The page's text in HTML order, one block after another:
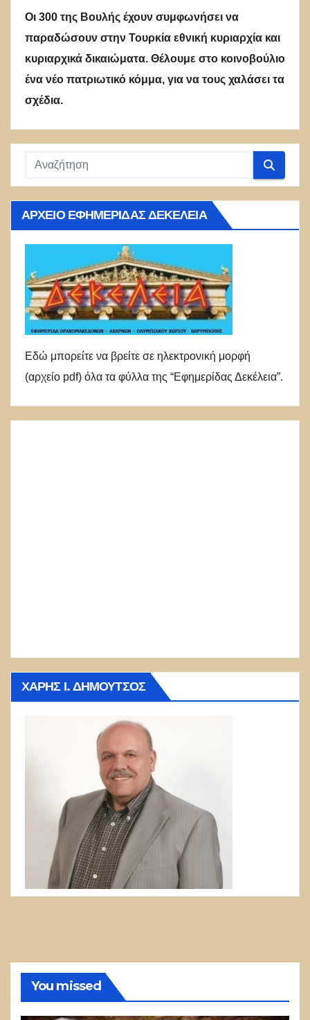
Οι 300 της Βουλής έχουν συμφωνήσει να
παραδώσουν στην Τουρκία εθνική κυριαρχία και
κυριαρχικά δικαιώματα. Θέλουμε στο κοινοβούλιο
ένα νέο πατριωτικό κόμμα, για να τους χαλάσει τα
σχέδια.
ΑΡΧΕΊΟ ΕΦΗΜΕΡΊΔΑΣ ΔΕΚΈΛΕΙΑ
Εδώ μπορείτε να βρείτε σε ηλεκτρονική μορφή
(αρχείο pdf) όλα τα φύλλα της “Εφημερίδας Δεκέλεια”.
ΧΆΡΗΣ Ι. ΔΗΜΟΎΤΣΟΣ
You missed